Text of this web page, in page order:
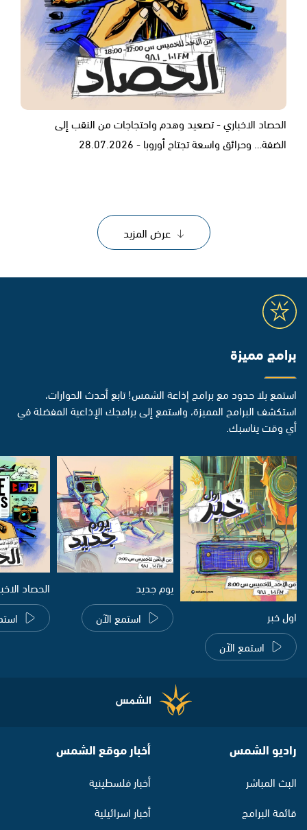
الحصاد الاخباري - تصعيد وهدم واحتجاجات من النقب إلى
الضفة… وحرائق واسعة تجتاح أوروبا - 28.07.2026
عرض المزيد
برامج مميزة
استمع بلا حدود مع برامج إذاعة الشمس! تابع أحدث الحوارات،
استكشف البرامج المميزة، واستمع إلى برامجك الإذاعية المفضلة في
أي وقت يناسبك.
اول خبر
استمع الآن
يوم جديد
استمع الآن
الحصاد
راديو الشمس
البث المباشر
قائمة البرامج
أخبار موقع الشمس
أخبار فلسطينية
أخبار اسرائيلية